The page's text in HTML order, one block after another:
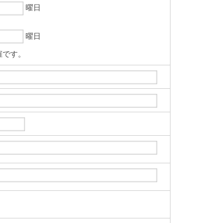
曜日
曜日
す。